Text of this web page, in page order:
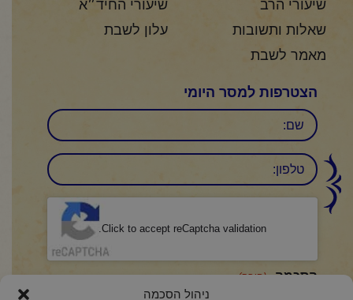
ניהול הסכמה
שיעורי הרב
שיעורי החיד״א
שאלות ותשובות
עלון לשבת
מאמר לשבת
הצטרפות למסר היומי
שם
טלפון:
Click to accept reCaptcha validation.
הסכמה (חובה)